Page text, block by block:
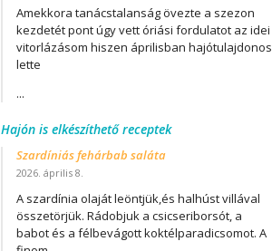
Amekkora tanácstalanság övezte a szezon
kezdetét pont úgy vett óriási fordulatot az idei
vitorlázásom hiszen áprilisban hajótulajdonos
lette
...
Hajón is elkészíthető receptek
Szardíniás fehárbab saláta
2026. április 8.
A szardínia olaját leöntjük,és halhúst villával
összetörjük. Rádobjuk a csicseriborsót, a
babot és a félbevágott koktélparadicsomot. A